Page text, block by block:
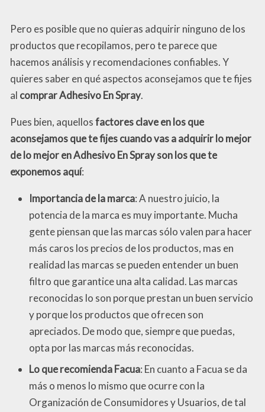
Pero es posible que no quieras adquirir ninguno de los
productos que recopilamos, pero te parece que
hacemos análisis y recomendaciones confiables. Y
quieres saber en qué aspectos aconsejamos que te fijes
al comprar Adhesivo En Spray.
Pues bien, aquellosfactores clave en los que
aconsejamos que te fijes cuando vas a adquirir lo mejor
de lo mejor en Adhesivo En Spray son los que te
exponemos aquí:
Importancia de la marca: A nuestro juicio, la
potencia de la marca es muy importante. Mucha
gente piensan que las marcas sólo valen para hacer
más caros los precios de los productos, mas en
realidad las marcas se pueden entender un buen
filtro que garantice una alta calidad. Las marcas
reconocidas lo son porque prestan un buen servicio
y porque los productos que ofrecen son
apreciados. De modo que, siempre que puedas,
opta por las marcas más reconocidas.
Lo que recomienda Facua: En cuanto a Facua se da
más o menos lo mismo que ocurre con la
Organización de Consumidores y Usuarios, de tal